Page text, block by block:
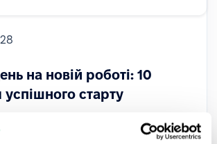
на новій роботі: 10
старту
новій роботі може бути